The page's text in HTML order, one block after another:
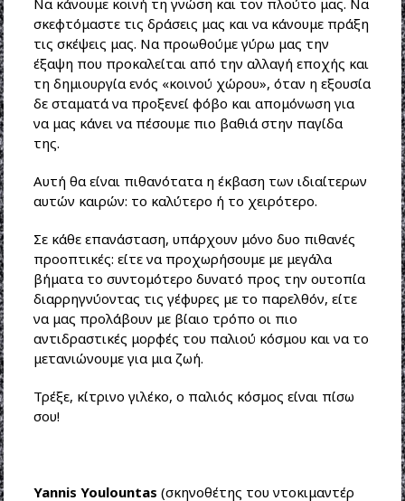
σκεφτόμαστε τις δράσεις μας και να κάνουμε πράξη
τις σκέψεις μας. Να προωθούμε γύρω μας την
έξαψη που προκαλείται από την αλλαγή εποχής και
τη δημιουργία ενός «κοινού χώρου», όταν η εξουσία
δε σταματά να προξενεί φόβο και απομόνωση για
να μας κάνει να πέσουμε πιο βαθιά στην παγίδα
της.
Αυτή θα είναι πιθανότατα η έκβαση των ιδιαίτερων
αυτών καιρών: το καλύτερο ή το χειρότερο.
Σε κάθε επανάσταση, υπάρχουν μόνο δυο πιθανές
προοπτικές: είτε να προχωρήσουμε με μεγάλα
βήματα το συντομότερο δυνατό προς την ουτοπία
διαρρηγνύοντας τις γέφυρες με το παρελθόν, είτε
να μας προλάβουν με βίαιο τρόπο οι πιο
αντιδραστικές μορφές του παλιού κόσμου και να το
μετανιώνουμε για μια ζωή.
Τρέξε, κίτρινο γιλέκο, ο παλιός κόσμος είναι πίσω
σου!
Yannis Youlountas (σκηνοθέτης του ντοκιμαντέρ